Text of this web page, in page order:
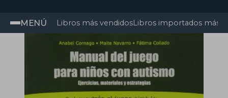
MENÚ Libros más vendidosLibros importados más